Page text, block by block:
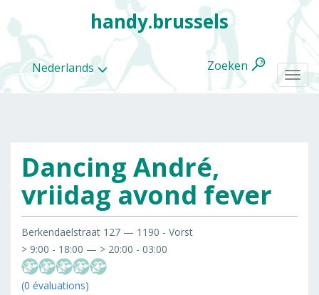
Nederlands
handy.brussels
Zoeken
Dancing André,
vriidag avond fever
Berkendaelstraat 127 — 1190 - Vorst
> 9:00 - 18:00 — > 20:00 - 03:00
(0 évaluations)
Alle
categorieën